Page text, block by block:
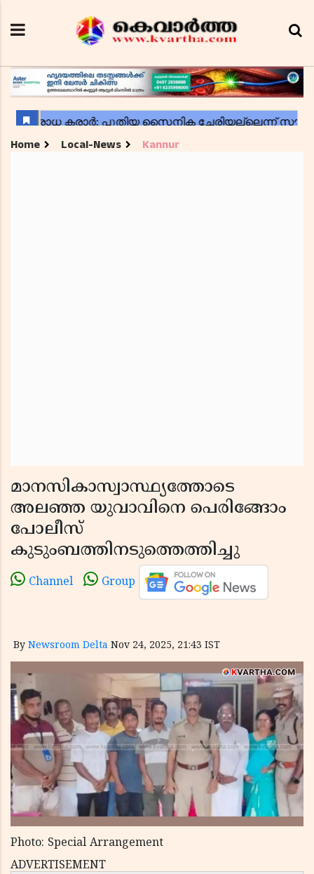
Home Local-News Kannur
മാനസികാസ്വാസ്ഥ്യത്തോടെ
അലഞ്ഞ യുവാവിനെ പെരിങ്ങോം
പോലീസ്
കുടുംബത്തിനടുത്തെത്തിച്ചു
Channel Group
By Newsroom Delta Nov 24, 2025, 21:43 IST
Photo: Special Arrangement
ADVERTISEMENT